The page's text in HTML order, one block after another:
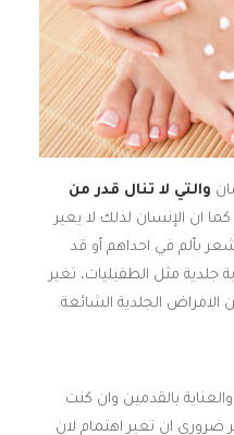
والتي لا تنال قدر من
كما ان الإنسان لذلك لا يعير
شعر بألم في احداهم أو قد
جلدية مثل الطفيليات، تغير
الامراض الجلدية الشائعة.
بالقدمين وان كنت
ضروري ان تعير اهتمام لان